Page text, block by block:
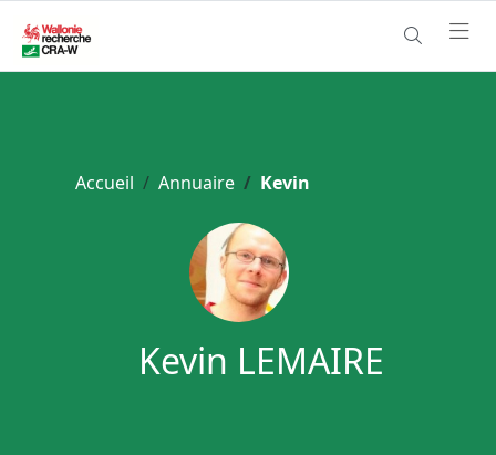
Accueil Annuaire Kevin
Kevin LEMAIRE